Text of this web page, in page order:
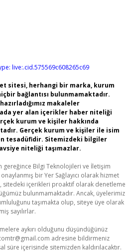
live:.cid.575569c608265c69
sitesi, herhangi bir marka, kurum
bağlantısı bulunmamaktadır.
makaleler
yer alan içerikler haber niteliği
kurum ve kişiler hakkında
Gerçek kurum ve kişiler ile isim
tesadüfidir. Sitemizdeki bilgiler
niteliği taşımazlar.
gereğince Bilgi Teknolojileri ve İletişim
bir Yer Sağlayıcı olarak hizmet
sitedeki içerikleri proaktif olarak denetleme
bulunmamaktadır. Ancak, üyelerimiz
taşımakta olup, siteye üye olarak
sayılırlar.
aykırı olduğunu düşündüğünüz
adresine bildirmeniz
süre içerisinde sitemizden kaldırılacaktır.